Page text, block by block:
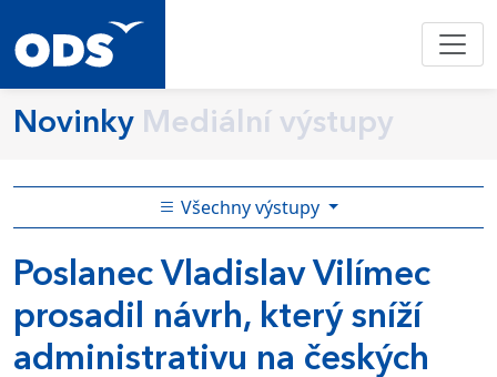
Novinky Mediální výstupy
Všechny výstupy
Poslanec Vladislav Vilímec
prosadil návrh, který sníží
administrativu na českých